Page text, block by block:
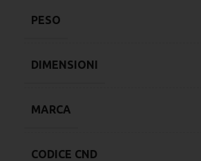
PESO
DIMENSIONI
MARCA
CODICE CND